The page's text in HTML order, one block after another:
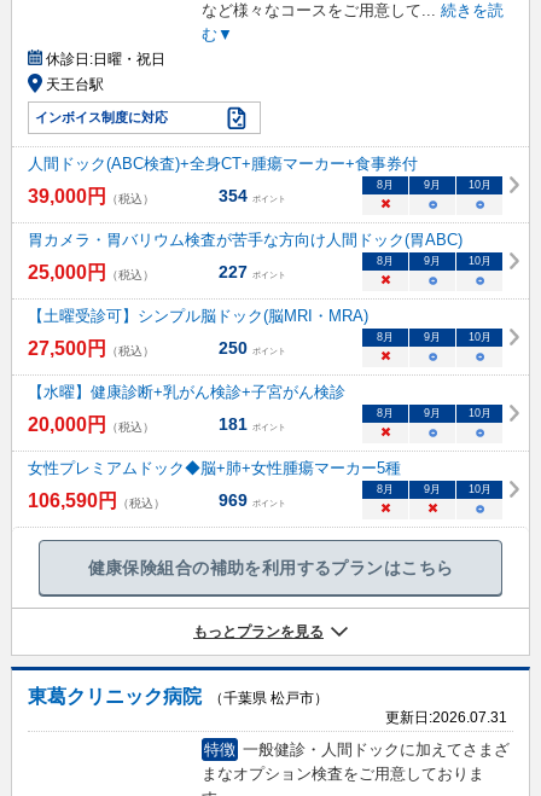
など様々なコースをご用意して... 続きを読
む▼
休診日:日曜・祝日
天王台駅
インボイス制度に対応
人間ドック(ABC検査)+全身CT+腫瘍マーカー+食事券付
39,000円 （税込） 354 ポイント
8月 9月 10月
× ○ ○
胃カメラ・胃バリウム検査が苦手な方向け人間ドック(胃ABC)
25,000円 （税込） 227 ポイント
8月 9月 10月
× ○ ○
【土曜受診可】シンプル脳ドック(脳MRI・MRA)
27,500円 （税込） 250 ポイント
8月 9月 10月
× ○ ○
【水曜】健康診断+乳がん検診+子宮がん検診
20,000円 （税込） 181 ポイント
8月 9月 10月
× ○ ○
女性プレミアムドック◆脳+肺+女性腫瘍マーカー5種
106,590円 （税込） 969 ポイント
8月 9月 10月
× × ○
健康保険組合の補助を利用するプランはこちら
もっとプランを見る
東葛クリニック病院
（千葉県 松戸市）
更新日:2026.07.31
特徴 一般健診・人間ドックに加えてさまざ
まなオプション検査をご用意しておりま